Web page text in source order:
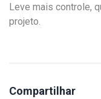
Leve mais controle,
projeto.
Compartilhar